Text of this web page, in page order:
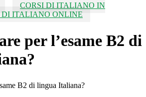
CORSI DI ITALIANO IN
DI ITALIANO ONLINE
per l’esame B2 di